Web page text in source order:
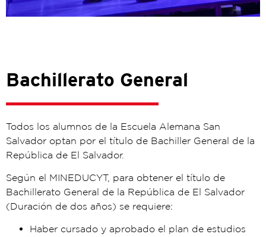
Bachillerato General
Todos los alumnos de la Escuela Alemana San
Salvador optan por el título de Bachiller General de la
República de El Salvador.
Según el MINEDUCYT, para obtener el título de
Bachillerato General de la República de El Salvador
(Duración de dos años) se requiere:
Haber cursado y aprobado el plan de estudios